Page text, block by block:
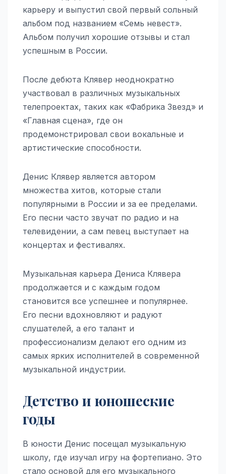
карьеру и выпустил свой первый сольный
альбом под названием «Семь невест».
Альбом получил хорошие отзывы и стал
успешным в России.
После дебюта Клявер неоднократно
участвовал в различных музыкальных
телепроектах, таких как «Фабрика Звезд» и
«Главная сцена», где он
продемонстрировал свои вокальные и
артистические способности.
Денис Клявер является автором
множества хитов, которые стали
популярными в России и за ее пределами.
Его песни часто звучат по радио и на
телевидении, а сам певец выступает на
концертах и фестивалях.
Музыкальная карьера Дениса Клявера
продолжается и с каждым годом
становится все успешнее и популярнее.
Его песни вдохновляют и радуют
слушателей, а его талант и
профессионализм делают его одним из
самых ярких исполнителей в современной
музыкальной индустрии.
Детство и юношеские
годы
В юности Денис посещал музыкальную
школу, где изучал игру на фортепиано. Это
стало основой для его музыкального